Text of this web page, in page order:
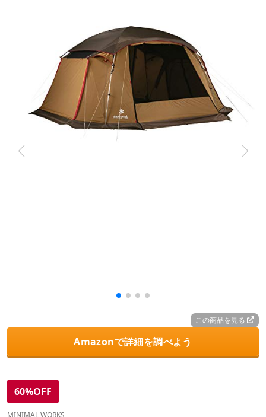
この商品を見る
Amazonで詳細を調べよう
60%OFF
MINIMAL WORKS